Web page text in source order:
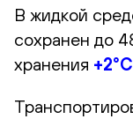
В жидкой
сохранен до
хранения